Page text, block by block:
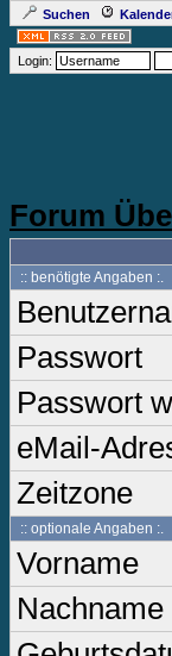
Suchen
Login:
Forum
:: benötigte Angaben :.
Passwort
Passwort
eMail-
Zeitzone
:: optionale Angaben :.
Vorname
Nachname